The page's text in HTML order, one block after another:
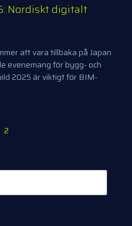
Nordiskt digitalt
att vara tillbaka på Japan
evenemang för bygg- och
2025 är viktigt för BIM-
2